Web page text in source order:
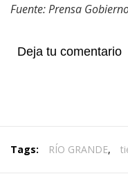
Fuente: Prensa
Deja tu comentario
Tags: RÍO GRANDE,